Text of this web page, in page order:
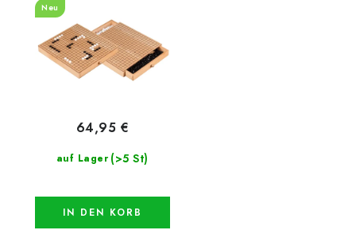
Neu
auf Lager (>5 St)
64,95 €
IN DEN KORB